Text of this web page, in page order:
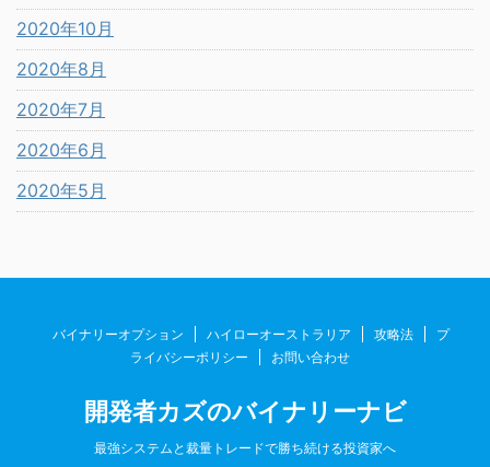
2020年10月
2020年8月
2020年7月
2020年6月
2020年5月
バイナリーオプション ハイローオーストラリア 攻略法
プ
ライバシーポリシー
お問い合わせ
開発者カズのバイナリーナビ
最強システムと裁量トレードで勝ち続ける投資家へ